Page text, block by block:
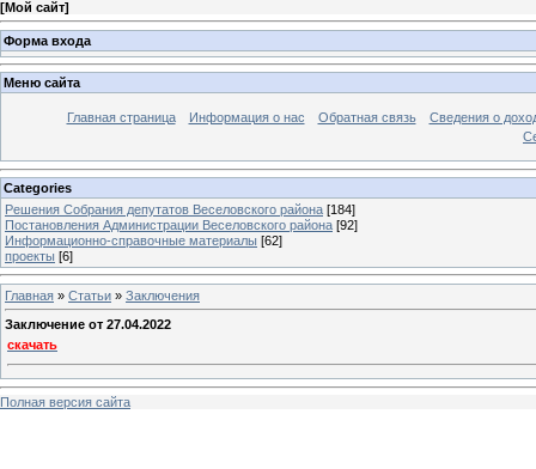
[Мой сайт]
Форма входа
Меню сайта
Главная страница Информация о нас Обратная связь
Сведения о
Categories
Решения Собрания депутатов Веселовского района [184]
Постановления Администрации Веселовского района [92]
Информационно-справочные материалы [62]
проекты [6]
Главная » Статьи » Заключения
Заключение от 27.04.2022
скачать
Полная версия сайта